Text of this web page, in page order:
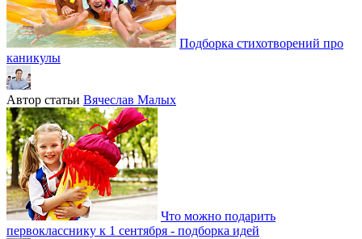
Подборка стихотворений про
каникулы
Автор статьи Вячеслав Малых
Что можно подарить
первокласснику к 1 сентября - подборка идей